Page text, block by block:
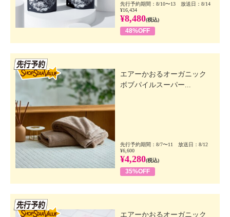
先行予約期間：8/10〜13 放送日：8/14
¥16,434
¥8,480(税込)
48%OFF
エアーかおるオーガニック
ボブパイルスーパー...
先行予約期間：8/7〜11 放送日：8/12
¥6,600
¥4,280(税込)
35%OFF
エアーかおるオーガニック